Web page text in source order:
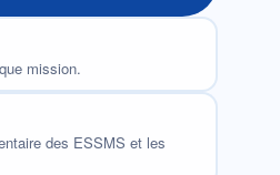
mission.
des ESSMS et les